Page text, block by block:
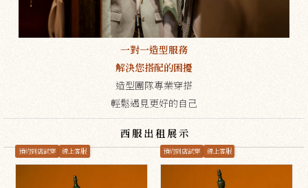
一對一造型服務
解決您搭配的困擾
造型團隊專業穿搭
輕鬆遇見更好的自己
西服出租展示
預約到店試穿 線上客服 預約到店試穿 線上客服